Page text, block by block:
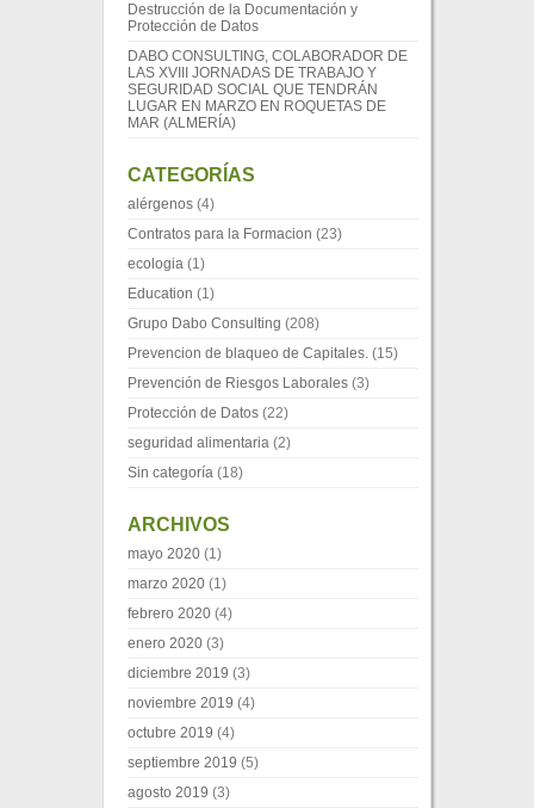
Destrucción de la Documentación y
Protección de Datos
DABO CONSULTING, COLABORADOR DE
LAS XVIII JORNADAS DE TRABAJO Y
SEGURIDAD SOCIAL QUE TENDRÁN
LUGAR EN MARZO EN ROQUETAS DE
MAR (ALMERÍA)
CATEGORÍAS
alérgenos (4)
Contratos para la Formacion (23)
ecologia (1)
Education (1)
Grupo Dabo Consulting (208)
Prevencion de blaqueo de Capitales. (15)
Prevención de Riesgos Laborales (3)
Protección de Datos (22)
seguridad alimentaria (2)
Sin categoría (18)
ARCHIVOS
mayo 2020 (1)
marzo 2020 (1)
febrero 2020 (4)
enero 2020 (3)
diciembre 2019 (3)
noviembre 2019 (4)
octubre 2019 (4)
septiembre 2019 (5)
agosto 2019 (3)